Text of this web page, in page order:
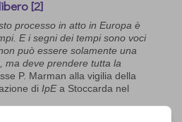
[2]
processo in atto in Europa è
E i segni dei tempi sono voci
può essere solamente una
ma deve prendere tutta la
P. Marman alla vigilia della
di IpEa Stoccarda nel